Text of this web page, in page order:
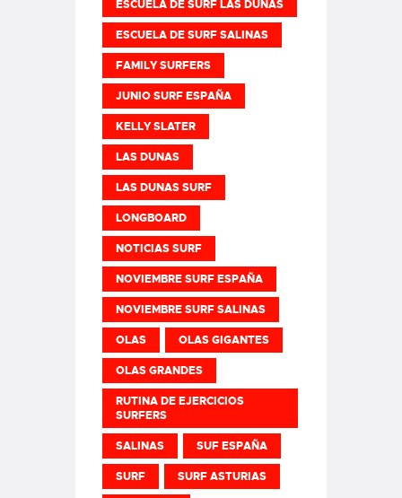
ESCUELA DE SURF LAS DUNAS
ESCUELA DE SURF SALINAS
FAMILY SURFERS
JUNIO SURF ESPAÑA
KELLY SLATER
LAS DUNAS
LAS DUNAS SURF
LONGBOARD
NOTICIAS SURF
NOVIEMBRE SURF ESPAÑA
NOVIEMBRE SURF SALINAS
OLAS OLAS GIGANTES
OLAS GRANDES
RUTINA DE EJERCICIOS
SURFERS
SALINAS SUF ESPAÑA
SURF SURF ASTURIAS